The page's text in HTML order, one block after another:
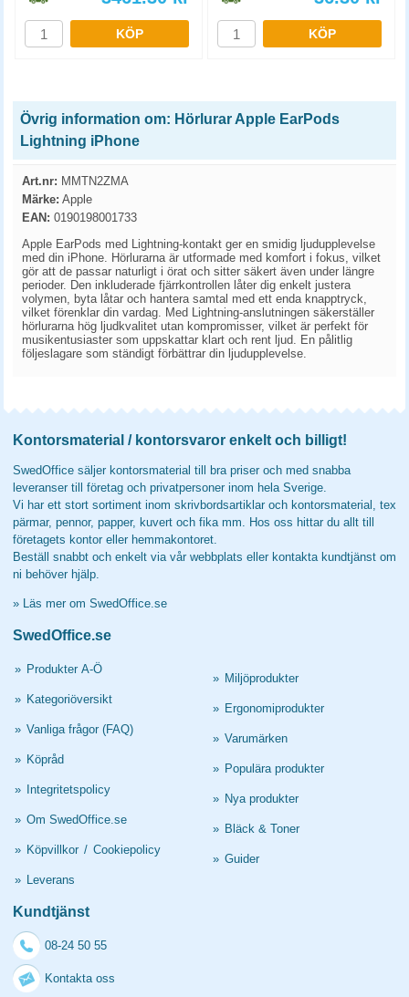
KÖP KÖP
Övrig information om: Hörlurar Apple EarPods
Lightning iPhone
Art.nr: MMTN2ZMA
Märke: Apple
EAN: 0190198001733
Apple EarPods med Lightning-kontakt ger en smidig ljudupplevelse
med din iPhone. Hörlurarna är utformade med komfort i fokus, vilket
gör att de passar naturligt i örat och sitter säkert även under längre
perioder. Den inkluderade fjärrkontrollen låter dig enkelt justera
volymen, byta låtar och hantera samtal med ett enda knapptryck,
vilket förenklar din vardag. Med Lightning-anslutningen säkerställer
hörlurarna hög ljudkvalitet utan kompromisser, vilket är perfekt för
musikentusiaster som uppskattar klart och rent ljud. En pålitlig
följeslagare som ständigt förbättrar din ljudupplevelse.
Kontorsmaterial / kontorsvaror enkelt och billigt!
SwedOffice säljer kontorsmaterial till bra priser och med snabba
leveranser till företag och privatpersoner inom hela Sverige.
Vi har ett stort sortiment inom skrivbordsartiklar och kontorsmaterial, tex
pärmar, pennor, papper, kuvert och fika mm. Hos oss hittar du allt till
företagets kontor eller hemmakontoret.
Beställ snabbt och enkelt via vår webbplats eller kontakta kundtjänst om
ni behöver hjälp.
» Läs mer om SwedOffice.se
SwedOffice.se
» Produkter A-Ö
» Kategoriöversikt
» Vanliga frågor (FAQ)
» Köpråd
» Integritetspolicy
» Om SwedOffice.se
» Köpvillkor / Cookiepolicy
» Leverans
» Miljöprodukter
» Ergonomiprodukter
» Varumärken
» Populära produkter
» Nya produkter
» Bläck & Toner
» Guider
Kundtjänst
08-24 50 55
Kontakta oss